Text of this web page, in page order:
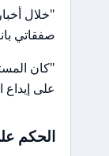
صفقاتي
"كان
على إيداع
الحكم